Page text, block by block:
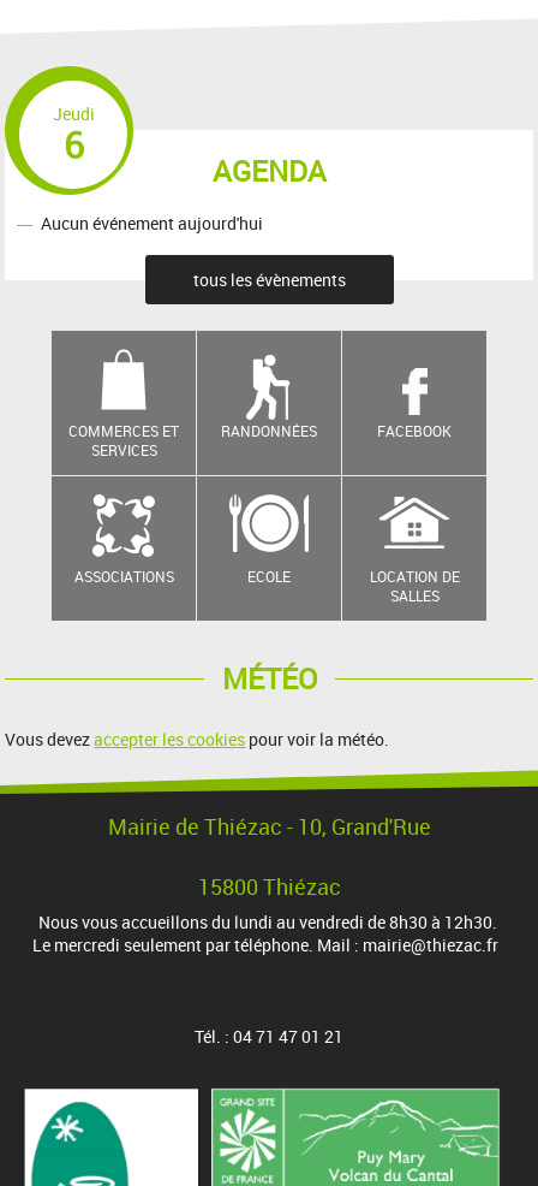
AGENDA
Jeudi
6
Aucun événement aujourd'hui
tous les évènements
COMMERCES ET
SERVICES
RANDONNÉES FACEBOOK
ASSOCIATIONS ECOLE
LOCATION DE
SALLES
MÉTÉO
Vous devezaccepter les cookies pour voir la météo.
Mairie de Thiézac - 10, Grand'Rue
15800 Thiézac
Nous vous accueillons du lundi au vendredi de 8h30 à 12h30.
Le mercredi seulement par téléphone. Mail : mairie@thiezac.fr
Tél. : 04 71 47 01 21